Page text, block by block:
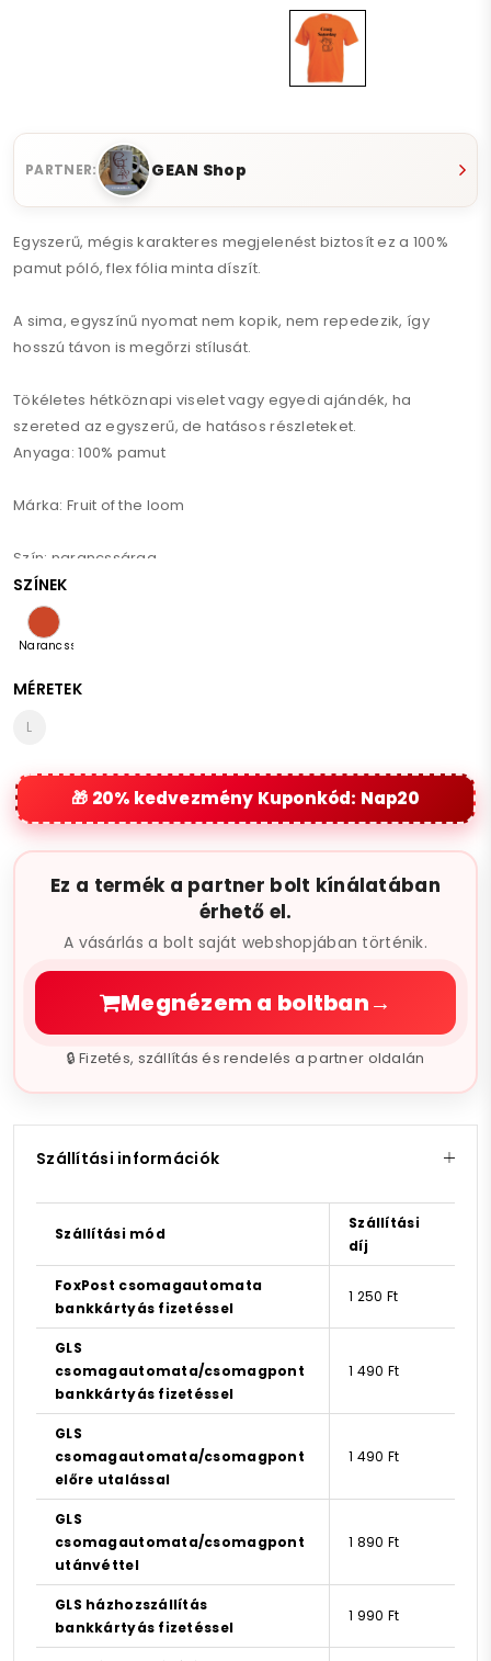
PARTNER: GEAN Shop
Egyszerű, mégis karakteres megjelenést biztosít ez a 100%
pamut póló, flex fólia minta díszít.
A sima, egyszínű nyomat nem kopik, nem repedezik, így
hosszú távon is megőrzi stílusát.
Tökéletes hétköznapi viselet vagy egyedi ajándék, ha
szereted az egyszerű, de hatásos részleteket.
Anyaga: 100% pamut
Márka: Fruit of the loom
Szín: narancssárga
Ápolás:
Gépi szárítás, normál programon, kímélő üzemmódban
SZÍNEK
Narancssárga
MÉRETEK
L
20% kedvezmény Kuponkód: Nap20
Ez a termék a partner bolt kínálatában
érhető el.
A vásárlás a bolt saját webshopjában történik.
Megnézem a boltban→
🔒 Fizetés, szállítás és rendelés a partner oldalán
Szállítási információk
Szállítási mód
Szállítási
díj
FoxPost csomagautomata
bankkártyás fizetéssel
1 250 Ft
GLS
csomagautomata/csomagpont
bankkártyás fizetéssel
1 490 Ft
GLS
csomagautomata/csomagpont
előre utalással
1 490 Ft
GLS
csomagautomata/csomagpont
utánvéttel
1 890 Ft
GLS házhozszállítás
bankkártyás fizetéssel
1 990 Ft